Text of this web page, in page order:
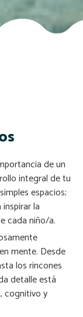
de un
integral de tu
espacios;
la
cada niño/a.
mente. Desde
los rincones
detalle está
cognitivo y